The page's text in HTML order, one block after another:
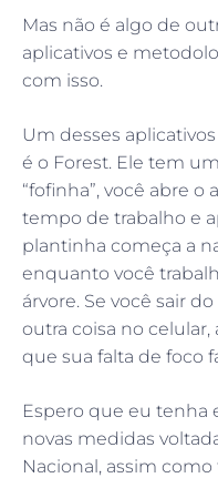
Mas não é algo de
aplicativos e
com isso.
Um desses
é o Forest. Ele tem
“fofinha”, você abre
tempo de trabalho e
plantinha começa a
enquanto você
árvore. Se você sair
outra coisa no
que sua falta de foco
Espero que eu tenha
novas medidas
Nacional, assim